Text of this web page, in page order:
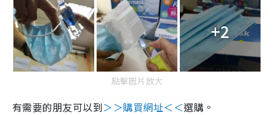
+2
點擊圖片放大
有需要的朋友可以到＞＞購買網址＜＜選購。